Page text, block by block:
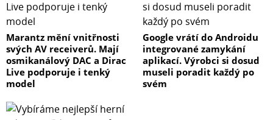
Marantz mění vnitřnosti
svých AV receiverů. Mají
osmikanálový DAC a Dirac
Live podporuje i tenký
model
Google vrátí do Androidu
integrované zamykání
aplikací. Výrobci si dosud
museli poradit každý po
svém